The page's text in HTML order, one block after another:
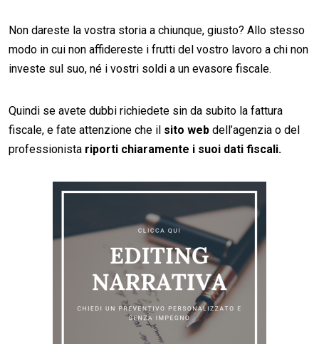
Non dareste la vostra storia a chiunque, giusto? Allo stesso
modo in cui non affidereste i frutti del vostro lavoro a chi non
investe sul suo, né i vostri soldi a un evasore fiscale.
Quindi se avete dubbi richiedete sin da subito la fattura
fiscale, e fate attenzione che il sito web dell’agenzia o del
professionista riporti chiaramente i suoi dati fiscali.